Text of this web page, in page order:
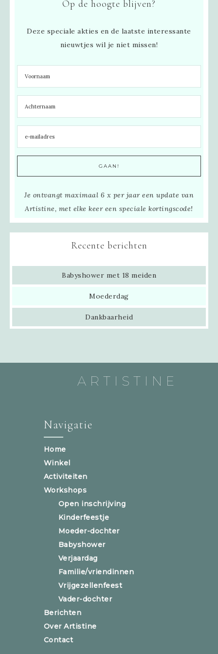
Op de hoogte blijven?
Deze speciale akties en de laatste interessante
nieuwtjes wil je niet missen!
Je ontvangt maximaal 6 x per jaar een update van
Artistine, met elke keer een speciale kortingscode!
Recente berichten
Babyshower met 18 meiden
Moederdag
Dankbaarheid
ARTISTINE
Navigatie
Home
Winkel
Activiteiten
Workshops
Open inschrijving
Kinderfeestje
Moeder-dochter
Babyshower
Verjaardag
Familie/vriendinnen
Vrijgezellenfeest
Vader-dochter
Berichten
Over Artistine
Contact